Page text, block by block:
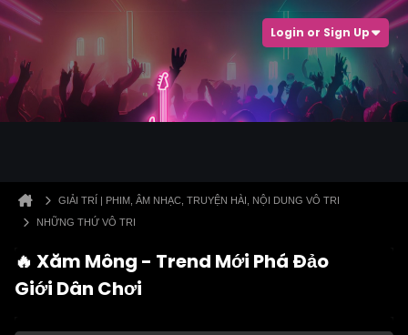
Login or Sign Up
GIẢI TRÍ | PHIM, ÂM NHẠC, TRUYỆN HÀI, NỘI DUNG VÔ TRI
NHỮNG THỨ VÔ TRI
🔥 Xăm Mông - Trend Mới Phá Đảo
Giới Dân Chơi